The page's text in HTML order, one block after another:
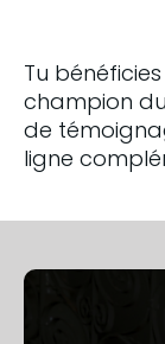
Tu
champion
de
ligne